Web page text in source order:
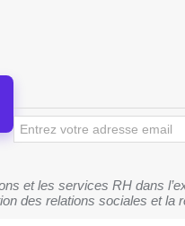
et les services RH dans
des relations sociales et la